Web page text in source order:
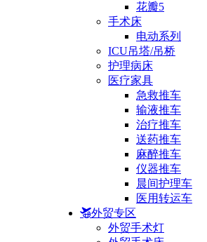
花瓣5
手术床
电动系列
ICU吊塔/吊桥
护理病床
医疗家具
急救推车
输液推车
治疗推车
送药推车
麻醉推车
仪器推车
晨间护理车
医用转运车
外贸专区
外贸手术灯